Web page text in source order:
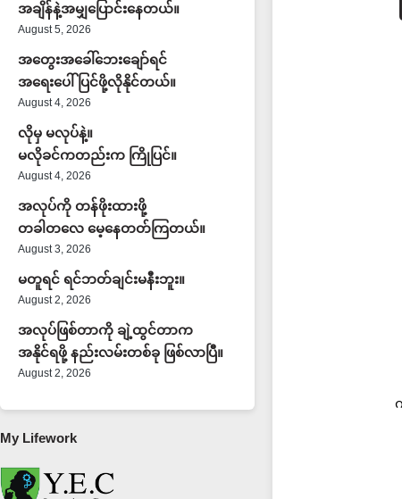
အချိန်နဲ့အမျှပြောင်းနေတယ်။
August 5, 2026
အတွေးအခေါ်ဘေးချော်ရင်
အရေးပေါ်ပြင်ဖို့လိုနိုင်တယ်။
August 4, 2026
လိုမှ မလုပ်နဲ့။
မလိုခင်ကတည်းက ကြိုပြင်။
August 4, 2026
အလုပ်ကို တန်ဖိုးထားဖို့
တခါတလေ မေ့နေတတ်ကြတယ်။
August 3, 2026
မတူရင် ရင်ဘတ်ချင်းမနီးဘူး။
August 2, 2026
အလုပ်ဖြစ်တာကို ချဲ့ထွင်တာက
အနိုင်ရဖို့ နည်းလမ်းတစ်ခု ဖြစ်လာပြီ။
August 2, 2026
My Lifework